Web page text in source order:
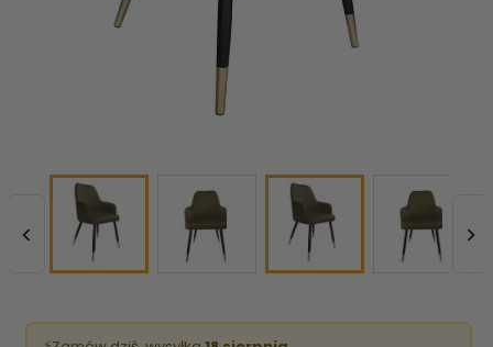
 